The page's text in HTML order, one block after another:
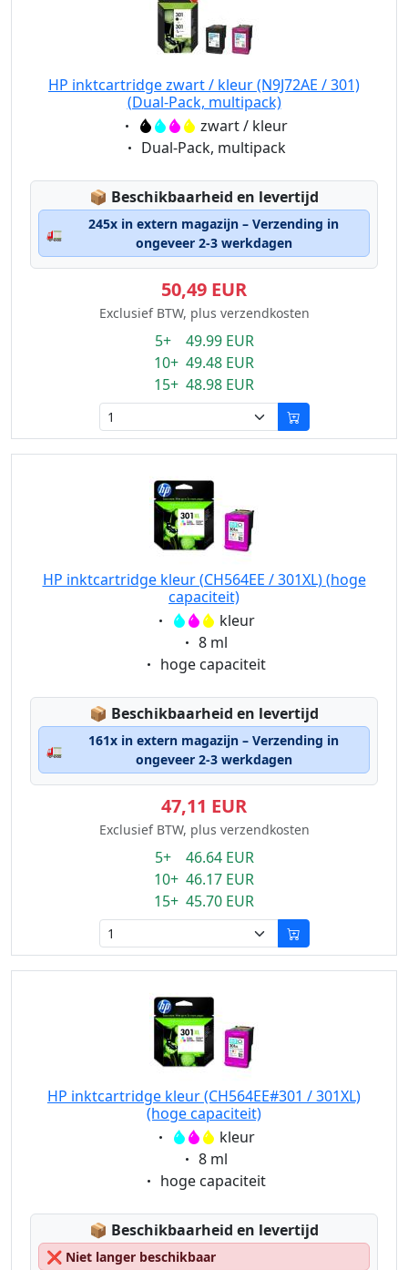
HP inktcartridge zwart / kleur (N9J72AE / 301)
(Dual-Pack, multipack)
Eigenschaft:zwart / kleur
Eigenschaft:
Dual-Pack, multipack
📦 Lagerstatus:
Beschikbaarheid en levertijd
🚛
245x in extern magazijn – Verzending in
ongeveer 2-3 werkdagen
50,49 EUR
Exclusief BTW, plus verzendkosten
5+ 49.99 EUR
10+ 49.48 EUR
15+ 48.98 EUR
HP inktcartridge kleur (CH564EE / 301XL) (hoge
capaciteit)
Eigenschaft:kleur
Eigenschaft:
8 ml
Eigenschaft:
hoge capaciteit
📦 Lagerstatus:
Beschikbaarheid en levertijd
🚛
161x in extern magazijn – Verzending in
ongeveer 2-3 werkdagen
47,11 EUR
Exclusief BTW, plus verzendkosten
5+ 46.64 EUR
10+ 46.17 EUR
15+ 45.70 EUR
HP inktcartridge kleur (CH564EE#301 / 301XL)
(hoge capaciteit)
Eigenschaft:kleur
Eigenschaft:
8 ml
Eigenschaft:
hoge capaciteit
📦 Lagerstatus:
Beschikbaarheid en levertijd
❌ Niet langer beschikbaar